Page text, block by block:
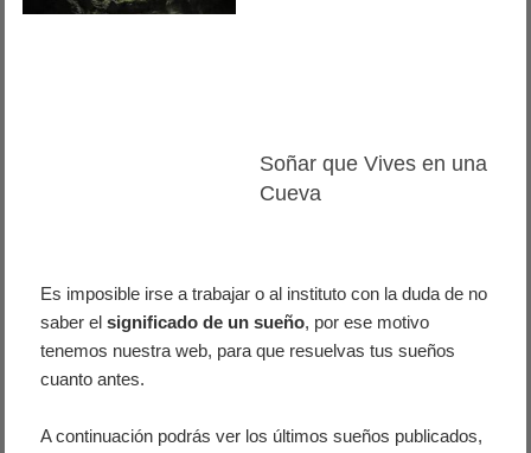
Soñar que Vives en una
Cueva
Es imposible irse a trabajar o al instituto con la duda de no
saber elsignificado de un sueño, por ese motivo
tenemos nuestra web, para que resuelvas tus sueños
cuanto antes.
A continuación podrás ver los últimos sueños publicados,